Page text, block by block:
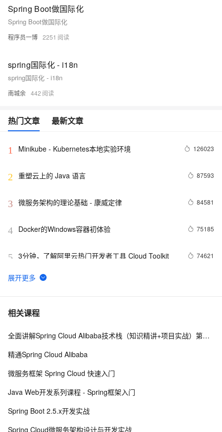
Spring Boot做国际化
Spring Boot做国际化
程序员一博 2251
spring国际化 - i18n
spring国际化 - i18n
南城余 442
热门文章 最新文章
1 Minikube - Kubernetes本地实验环境 126023
2 重塑云上的 Java 语言 87593
3 微服务架构的理论基础 - 康威定律 84581
4 Docker的Windows容器初体验 75185
5 3分钟，了解阿里云热门开发者工具 Cloud Toolkit 74621
6 Docker学习路线图 (持续更新中)
7 当 Kubernetes 遇到阿里云
8 基于Docker容器的，Jenkins、GitLab构建持续集成
48080
10使用阿里云容器服务Jenkins 2.0实现持续集成之
相关课程
全面讲解Spring Cloud Alibaba技术栈（知识精讲+项目实战）第四阶段
精通Spring Cloud Alibaba
微服务框架 Spring Cloud 快速入门
Java Web开发系列课程 - Spring框架入门
Spring Boot 2.5.x开发实战
Spring Cloud微服务架构设计与开发实战